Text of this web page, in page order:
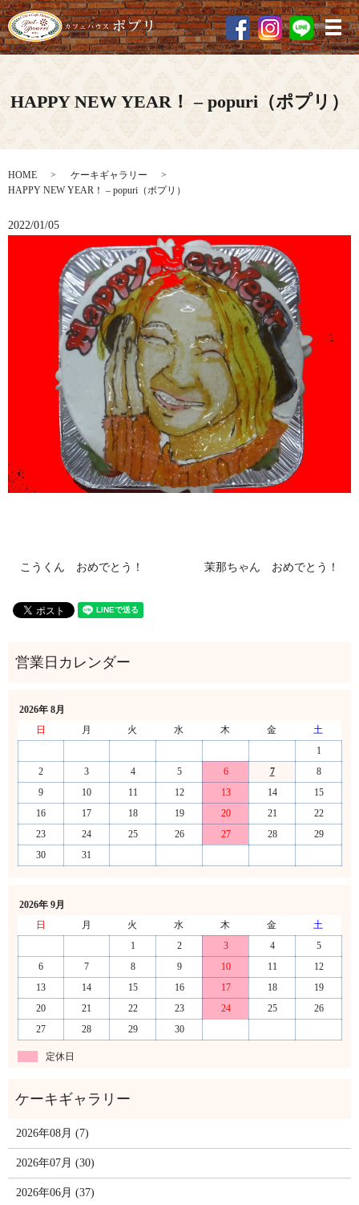
メ
HAPPY NEW YEAR！ – popuri（ポプリ）
HOME
ケーキギャラリー
HAPPY NEW YEAR！ – popuri（ポプリ）
2022/01/05
こうくん おめでとう！ 茉那ちゃん おめでとう！
2026年 8月
日
月 火 水 木 金
土
1
2
3 4 5 6 7
8
9
10 11 12 13 14
15
16
17 18 19 20 21
22
23
24 25 26 27 28
29
30
31
2026年 9月
日
月 火 水 木 金
土
1
2 3 4
5
6
7 8 9 10 11
12
13
14 15 16 17 18
19
20
21 22 23 24 25
26
27
28 29 30
定休日
2026年08月 (7)
2026年07月 (30)
2026年06月 (37)